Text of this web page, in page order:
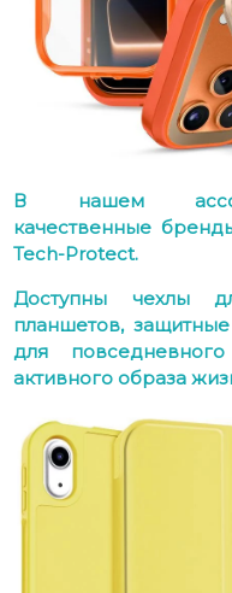
В нашем
качественные
Tech-Protect.
Доступны чехлы
планшетов,
для
активного образа